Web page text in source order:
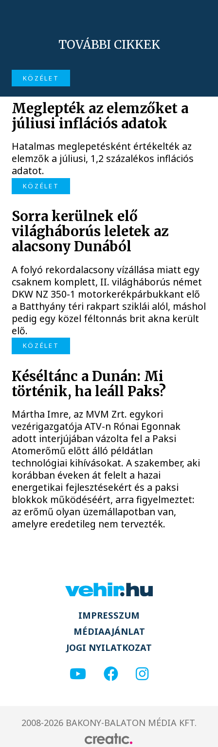
TOVÁBBI CIKKEK
KÖZÉLET
Meglepték az elemzőket a
júliusi inflációs adatok
Hatalmas meglepetésként értékelték az
elemzők a júliusi, 1,2 százalékos inflációs
adatot.
KÖZÉLET
Sorra kerülnek elő
világháborús leletek az
alacsony Dunából
A folyó rekordalacsony vízállása miatt egy
csaknem komplett, II. világháborús német
DKW NZ 350-1 motorkerékpárbukkant elő
a Batthyány téri rakpart sziklái alól, máshol
pedig egy közel féltonnás brit akna került
elő.
KÖZÉLET
Késéltánc a Dunán: Mi
történik, ha leáll Paks?
Mártha Imre, az MVM Zrt. egykori
vezérigazgatója ATV-n Rónai Egonnak
adott interjújában vázolta fel a Paksi
Atomerőmű előtt álló példátlan
technológiai kihívásokat. A szakember, aki
korábban éveken át felelt a hazai
energetikai fejlesztésekért és a paksi
blokkok működéséért, arra figyelmeztet:
az erőmű olyan üzemállapotban van,
amelyre eredetileg nem tervezték.
IMPRESSZUM
MÉDIAAJÁNLAT
JOGI NYILATKOZAT
2008-2026 BAKONY-BALATON MÉDIA KFT.